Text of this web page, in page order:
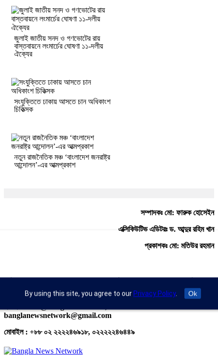
জুলাই জাতীয় সনদ ও গণভোটের রায়
বাস্তবায়নে লংমার্চের ঘোষণা ১১-দলীয়
ঐক্যের
সংযুক্তিতে ঢাকায় আসতে চান অধিকাংশ
চিকিত্সক
নতুন রাজনৈতিক মঞ্চ ‘বাংলাদেশ জনরাষ্ট্র
আন্দোলন’-এর আত্মপ্রকাশ
সম্পাদকঃ মো: ফারুক হোসেইন
এক্সিকিউটিভ এডিটরঃ ড. আব্দুর রহিম খান
প্রকাশকঃ মো: মতিউর রহমান
রোড, ধানমন্ডি, ঢাকা- ১২০৯।
banglanewsnetwork@gmail.com
মোবাইল : +৮৮ ০২ ২২২২৪৬৯১৮, ০২২২২২৪৬৪৪৯
By using this site, you agree to our Privacy Policy. Ok